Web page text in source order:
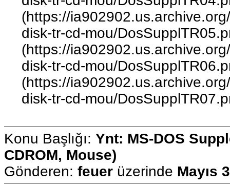
(https://
disk-tr-cd-mou/
(https://
disk-tr-cd-mou/
(https://
disk-tr-cd-mou/
Konu Başlığı: Ynt: MS-DOS
CDROM, Mouse)
Gönderen: feuer üzerinde Mayıs